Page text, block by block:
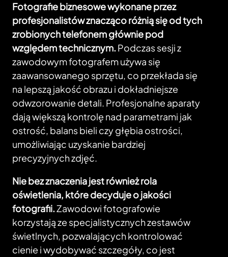
Fotografie biznesowe wykonane przez
profesjonalistów znacząco różnią się od tych
zrobionych telefonem głównie pod
względem technicznym. Podczas sesji z
zawodowym fotografem używa się
zaawansowanego sprzętu, co przekłada się
na lepszą jakość obrazu i dokładniejsze
odwzorowanie detali. Profesjonalne aparaty
dają większą kontrolę nad parametrami jak
ostrość, balans bieli czy głębia ostrości,
umożliwiając uzyskanie bardziej
precyzyjnych zdjęć.
Nie bez znaczenia jest również rola
oświetlenia, które decyduje o jakości
fotografii.Zawodowi fotografowie
korzystają ze specjalistycznych zestawów
świetlnych, pozwalających kontrolować
cienie i wydobywać szczegóły, co jest